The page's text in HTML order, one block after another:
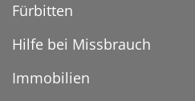
Fürbitten
Hilfe bei Missbrauch
Immobilien